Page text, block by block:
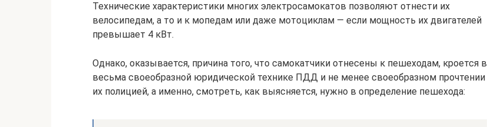
Технические характеристики многих электросамокатов позволяют отнести их
велосипедам, а то и к мопедам или даже мотоциклам — если мощность их двигателей
превышает 4 кВт.
Однако, оказывается, причина того, что самокатчики отнесены к пешеходам, кроется в
весьма своеобразной юридической технике ПДД и не менее своеобразном прочтении
их полицией, а именно, смотреть, как выясняется, нужно в определение пешехода: